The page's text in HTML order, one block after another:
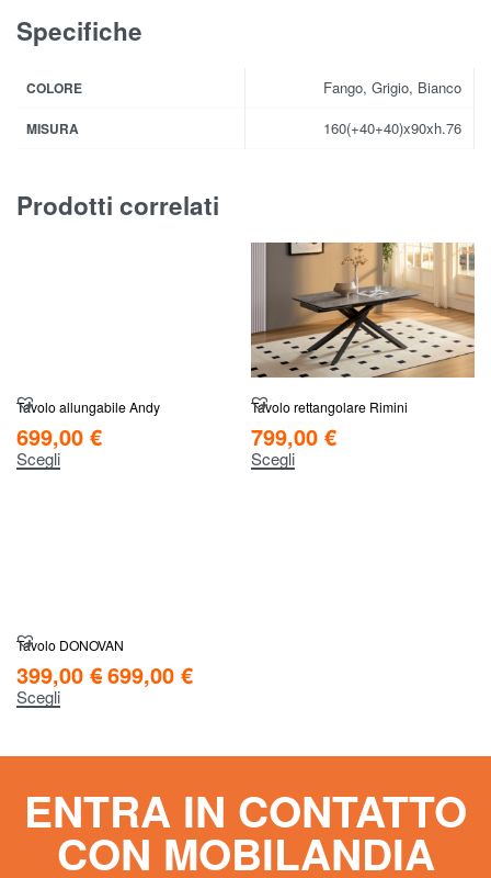
Specifiche
COLORE Fango, Grigio, Bianco
MISURA 160(+40+40)x90xh.76
Prodotti correlati
Tavolo allungabile Andy
699,00 €
Scegli
Tavolo rettangolare Rimini
799,00 €
Scegli
Tavolo DONOVAN
399,00 €699,00 €
Scegli
ENTRA IN CONTATTO
CON MOBILANDIA